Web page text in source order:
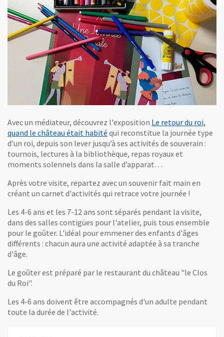
Avec un médiateur, découvrez l'exposition Le retour du roi,
quand le château était habité qui reconstitue la journée type
d’un roi, depuis son lever jusqu’à ses activités de souverain :
tournois, lectures à la bibliothèque, repas royaux et
moments solennels dans la salle d’apparat…
Après votre visite, repartez avec un souvenir fait main en
créant un carnet d'activités qui retrace votre journée !
Les 4-6 ans et les 7-12 ans sont séparés pendant la visite,
dans des salles contigües pour l'atelier, puis tous ensemble
pour le goûter. L'idéal pour emmener des enfants d'âges
différents : chacun aura une activité adaptée à sa tranche
d'âge.
Le goûter est préparé par le restaurant du château "le Clos
du Roi".
Les 4-6 ans doivent être accompagnés d'un adulte pendant
toute la durée de l'activité.